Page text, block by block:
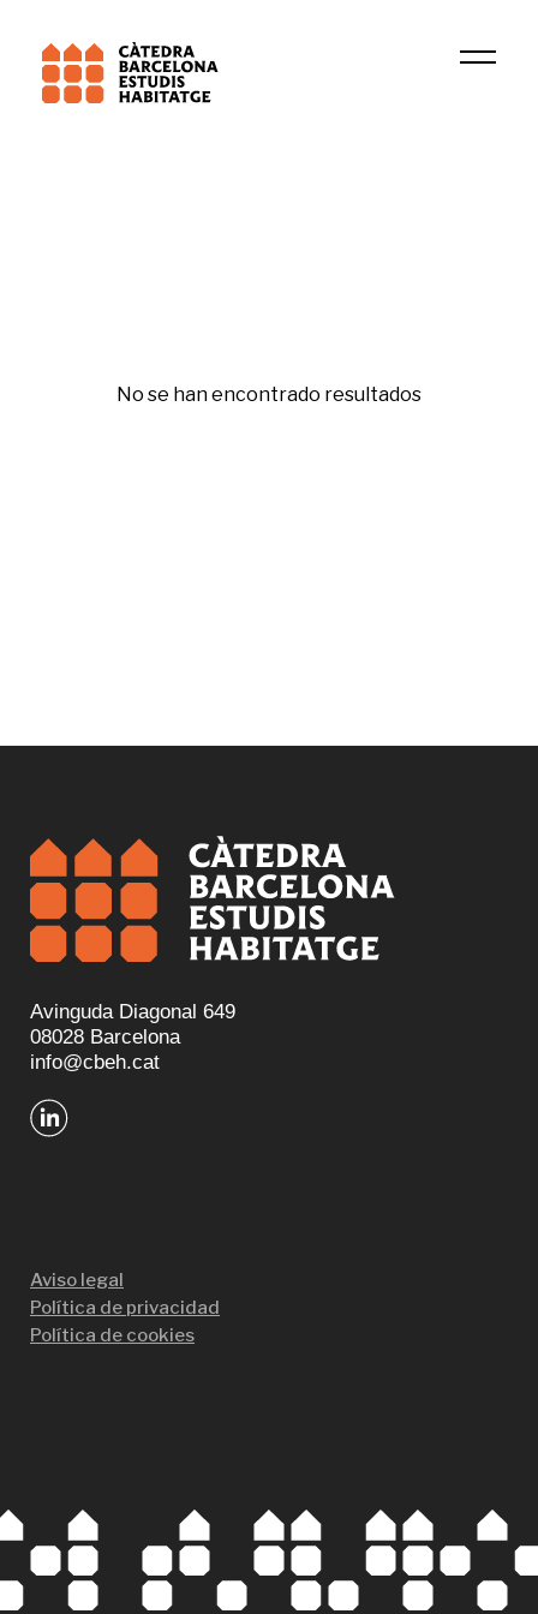
No se han encontrado resultados
Avinguda Diagonal 649
08028 Barcelona
info@cbeh.cat
Aviso legal
Política de privacidad
Política de cookies